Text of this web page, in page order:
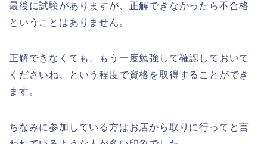
最後に試験がありますが、正解できなかったら不合格
ということはありません。
正解できなくても、もう一度勉強して確認しておいて
くださいね、という程度で資格を取得することができ
ます。
ちなみに参加している方はお店から取りに行ってと言